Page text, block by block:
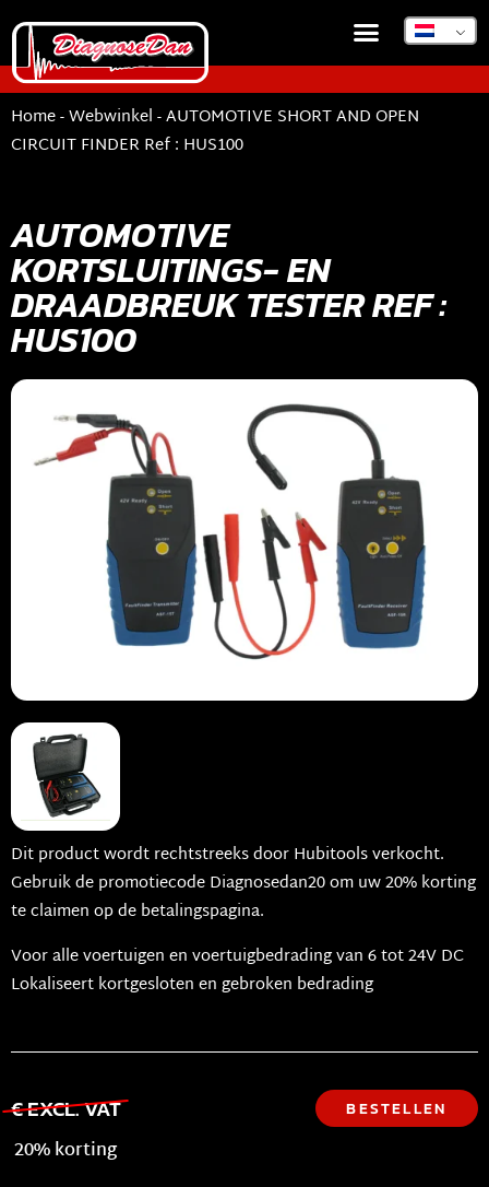
Home-Webwinkel-AUTOMOTIVE SHORT AND OPEN
CIRCUIT FINDER Ref : HUS100
AUTOMOTIVE
KORTSLUITINGS- EN
DRAADBREUK TESTER REF :
HUS100
Dit product wordt rechtstreeks door Hubitools verkocht.
Gebruik de promotiecode Diagnosedan20 om uw 20% korting
te claimen op de betalingspagina.
Voor alle voertuigen en voertuigbedrading van 6 tot 24V DC
Lokaliseert kortgesloten en gebroken bedrading
€ EXCL. VAT BESTELLEN
20% korting